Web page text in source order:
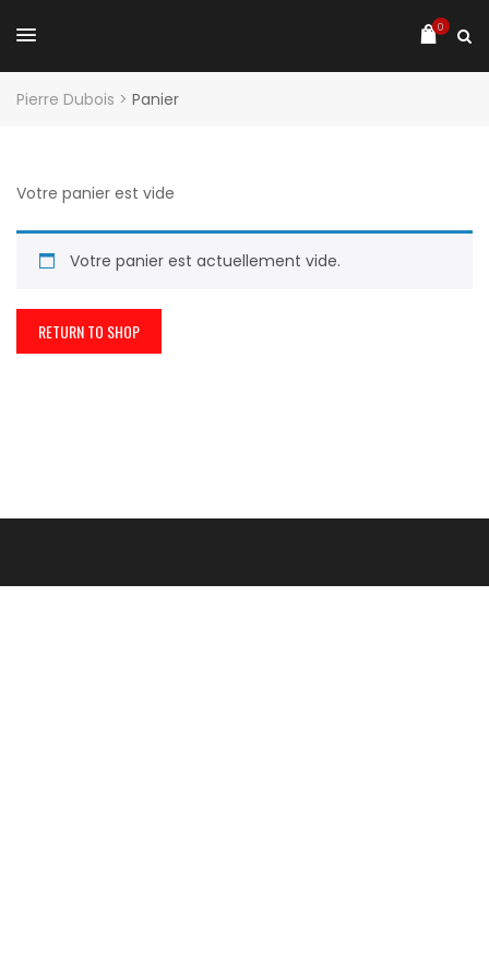
0
Pierre Dubois > Panier
Votre panier est vide
Votre panier est actuellement vide.
RETURN TO SHOP